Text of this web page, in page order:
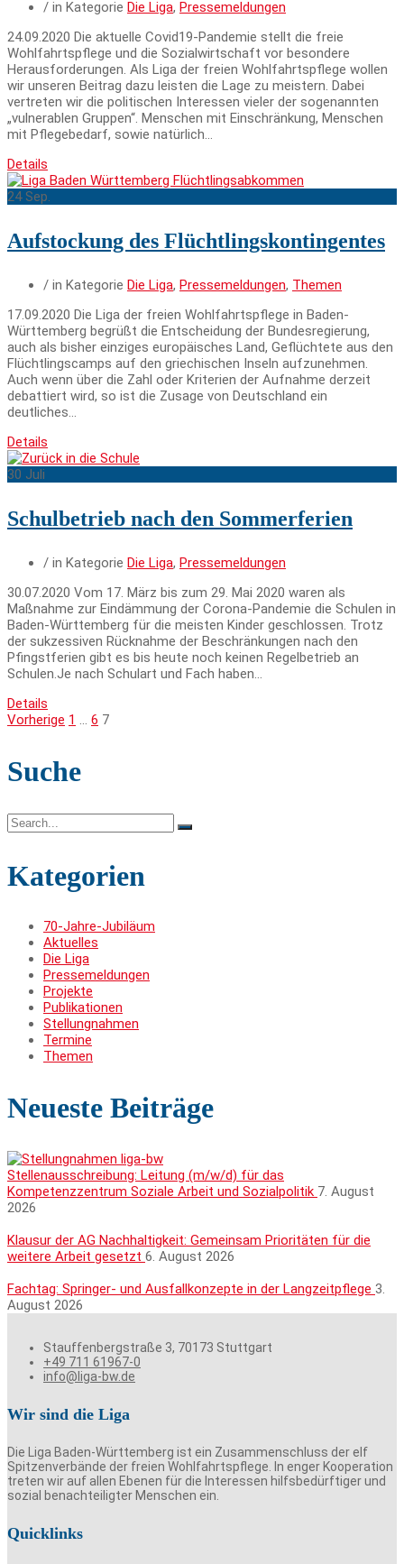
/ in Kategorie Die Liga, Pressemeldungen
24.09.2020 Die aktuelle Covid19-Pandemie stellt die freie
Wohlfahrtspflege und die Sozialwirtschaft vor besondere
Herausforderungen. Als Liga der freien Wohlfahrtspflege wollen
wir unseren Beitrag dazu leisten die Lage zu meistern. Dabei
vertreten wir die politischen Interessen vieler der sogenannten
„vulnerablen Gruppen“. Menschen mit Einschränkung, Menschen
mit Pflegebedarf, sowie natürlich…
Details
24 Sep.
Aufstockung des Flüchtlings­kontingentes
/ in Kategorie Die Liga, Pressemeldungen, Themen
17.09.2020 Die Liga der freien Wohlfahrtspflege in Baden-
Württemberg begrüßt die Entscheidung der Bundesregierung,
auch als bisher einziges europäisches Land, Geflüchtete aus den
Flüchtlingscamps auf den griechischen Inseln aufzunehmen.
Auch wenn über die Zahl oder Kriterien der Aufnahme derzeit
debattiert wird, so ist die Zusage von Deutschland ein
deutliches…
Details
30 Juli
Schulbetrieb nach den Sommerferien
/ in Kategorie Die Liga, Pressemeldungen
30.07.2020 Vom 17. März bis zum 29. Mai 2020 waren als
Maßnahme zur Eindämmung der Corona-Pandemie die Schulen in
Baden-Württemberg für die meisten Kinder geschlossen. Trotz
der sukzessiven Rücknahme der Beschränkungen nach den
Pfingstferien gibt es bis heute noch keinen Regelbetrieb an
Schulen.Je nach Schulart und Fach haben…
Details
Seitennummerierung
der
Beiträge
Vorherige 1 … 6 7
Suche
Search
for:
Kategorien
70-Jahre-Jubiläum
Aktuelles
Die Liga
Pressemeldungen
Projekte
Publikationen
Stellungnahmen
Termine
Themen
Neueste Beiträge
Stellenausschreibung: Leitung (m/w/d) für das
Kompetenzzentrum Soziale Arbeit und Sozialpolitik 7. August
2026
Klausur der AG Nachhaltigkeit: Gemeinsam Prioritäten für die
weitere Arbeit gesetzt 6. August 2026
Fachtag: Springer- und Ausfallkonzepte in der Langzeitpflege 3.
August 2026
Stauffenbergstraße 3, 70173 Stuttgart
+49 711 61967-0
info@liga-bw.de
Wir sind die Liga
Die Liga Baden-Württemberg ist ein Zusammenschluss der elf
Spitzenverbände der freien Wohlfahrtspflege. In enger Kooperation
treten wir auf allen Ebenen für die Interessen hilfsbedürftiger und
sozial benachteiligter Menschen ein.
Quicklinks